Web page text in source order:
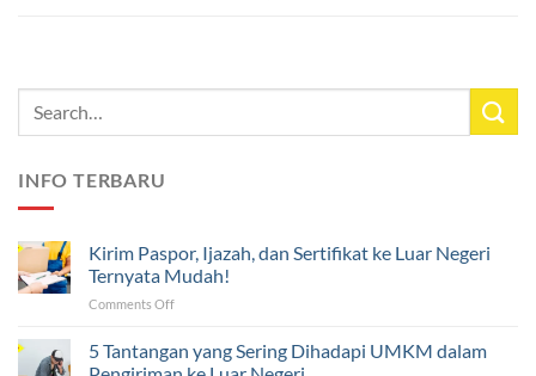
INFO TERBARU
Kirim Paspor, Ijazah, dan Sertifikat ke Luar Negeri
Ternyata Mudah!
Comments Offon
Ijazah,
5 Tantangan yang Sering Dihadapi UMKM dalam